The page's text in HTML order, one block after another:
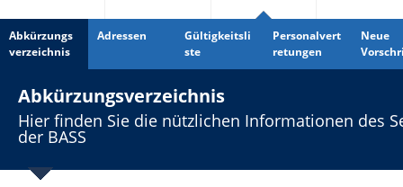
Abkürzungs
verzeichnis
Adressen
Gültigkeitsli
ste
Personalvert
retungen
Neue
Abkürzungsverzeichnis
Hier finden Sie die nützlichen Informationen des
der BASS